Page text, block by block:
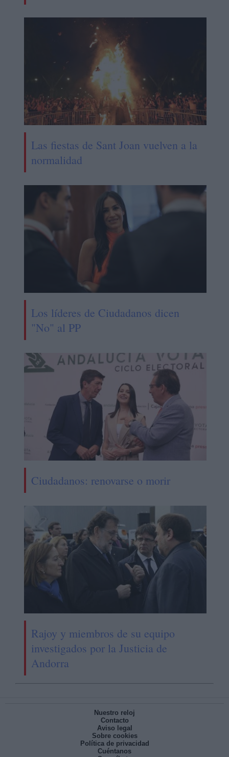
Las fiestas de Sant Joan vuelven a la
normalidad
Los líderes de Ciudadanos dicen
"No" al PP
Ciudadanos: renovarse o morir
Rajoy y miembros de su equipo
investigados por la Justicia de
Andorra
Nuestro reloj
Contacto
Aviso legal
Sobre cookies
Política de privacidad
Cuéntanos